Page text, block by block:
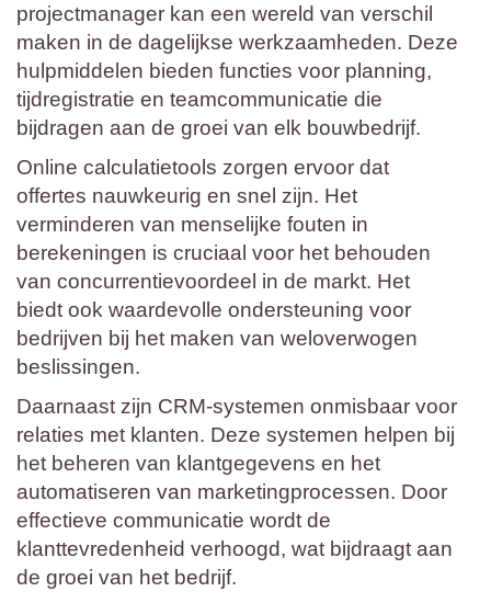
projectmanager kan een wereld van verschil
maken in de dagelijkse werkzaamheden. Deze
hulpmiddelen bieden functies voor planning,
tijdregistratie en teamcommunicatie die
bijdragen aan de groei van elk bouwbedrijf.
Online calculatietools zorgen ervoor dat
offertes nauwkeurig en snel zijn. Het
verminderen van menselijke fouten in
berekeningen is cruciaal voor het behouden
van concurrentievoordeel in de markt. Het
biedt ook waardevolle ondersteuning voor
bedrijven bij het maken van weloverwogen
beslissingen.
Daarnaast zijn CRM-systemen onmisbaar voor
relaties met klanten. Deze systemen helpen bij
het beheren van klantgegevens en het
automatiseren van marketingprocessen. Door
effectieve communicatie wordt de
klanttevredenheid verhoogd, wat bijdraagt aan
de groei van het bedrijf.